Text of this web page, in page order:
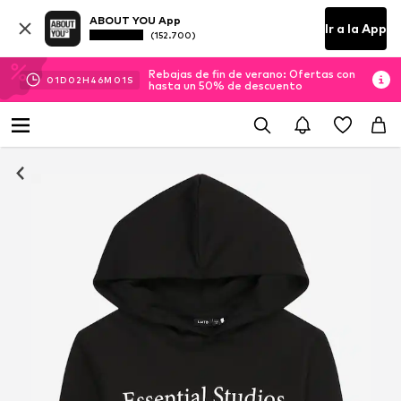
ABOUT YOU App
(152.700) Ir a la App
01D 02H 46M 00S
Rebajas de fin de verano: Ofertas con
hasta un 50% de descuento